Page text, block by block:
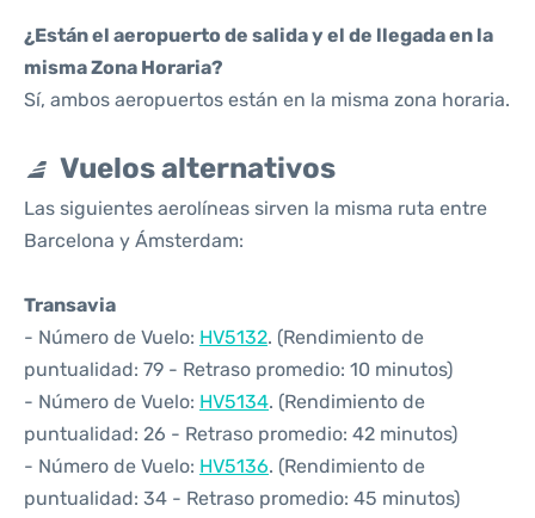
¿Están el aeropuerto de salida y el de llegada en la
misma Zona Horaria?
Sí, ambos aeropuertos están en la misma zona horaria.
Vuelos alternativos
Las siguientes aerolíneas sirven la misma ruta entre
Barcelona y Ámsterdam:
Transavia
- Número de Vuelo: HV5132. (Rendimiento de
puntualidad: 79 - Retraso promedio: 10 minutos)
- Número de Vuelo: HV5134. (Rendimiento de
puntualidad: 26 - Retraso promedio: 42 minutos)
- Número de Vuelo: HV5136. (Rendimiento de
puntualidad: 34 - Retraso promedio: 45 minutos)